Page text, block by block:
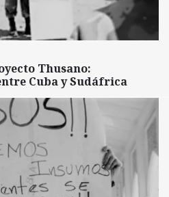
Thusano:
Cuba y Sudáfrica